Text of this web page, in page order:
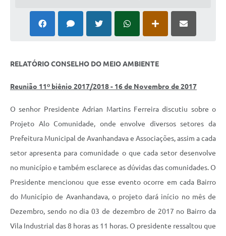
Contratos
Audiências Públicas
Turismo
Galeria de Vídeos
Projetos
RELATÓRIO CONSELHO DO MEIO AMBIENTE
Reunião 11º biênio 2017/2018 - 16 de Novembro de 2017
O senhor Presidente Adrian Martins Ferreira discutiu sobre o
Projeto Alo Comunidade, onde envolve diversos setores da
Prefeitura Municipal de Avanhandava e Associações, assim a cada
setor apresenta para comunidade o que cada setor desenvolve
no município e também esclarece as dúvidas das comunidades. O
Presidente mencionou que esse evento ocorre em cada Bairro
do Município de Avanhandava, o projeto dará início no mês de
Dezembro, sendo no dia 03 de dezembro de 2017 no Bairro da
Vila Industrial das 8 horas as 11 horas. O presidente ressaltou que